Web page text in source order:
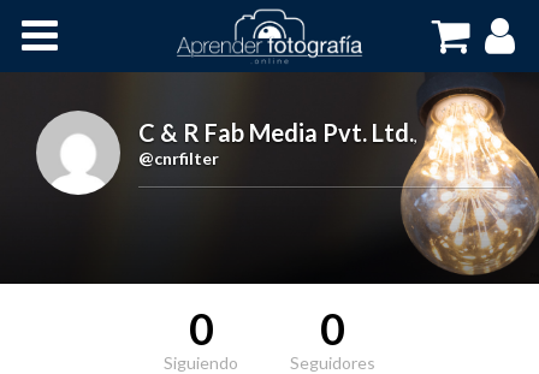
Cursos OnLine
C & R Fab Media Pvt. Ltd.,
@cnrfilter
0
Siguiendo
0
Seguidores